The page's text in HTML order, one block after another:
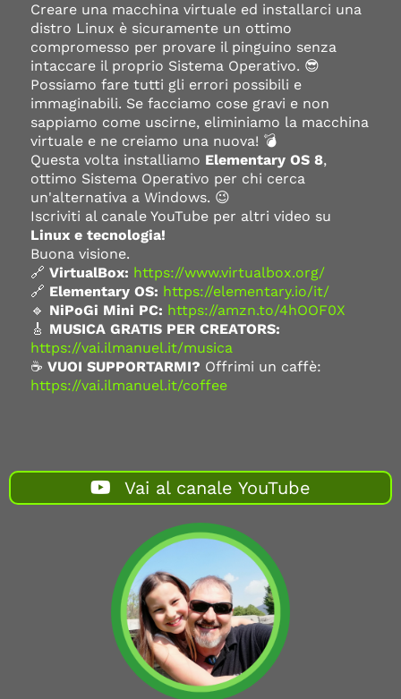
Creare una macchina virtuale ed installarci una
distro Linux è sicuramente un ottimo
compromesso per provare il pinguino senza
intaccare il proprio Sistema Operativo. 😎
Possiamo fare tutti gli errori possibili e
immaginabili. Se facciamo cose gravi e non
sappiamo come uscirne, eliminiamo la macchina
virtuale e ne creiamo una nuova! 💣
Questa volta installiamo Elementary OS 8,
ottimo Sistema Operativo per chi cerca
un'alternativa a Windows. 😉
Iscriviti al canale YouTube per altri video su
Linux e tecnologia!
Buona visione.
🔗 VirtualBox: https://www.virtualbox.org/
🔗 Elementary OS: https://elementary.io/it/
🔹 NiPoGi Mini PC: https://amzn.to/4hOOF0X
🎸 MUSICA GRATIS PER CREATORS:
https://vai.ilmanuel.it/musica
☕ VUOI SUPPORTARMI? Offrimi un caffè:
https://vai.ilmanuel.it/coffee
Vai al canale YouTube